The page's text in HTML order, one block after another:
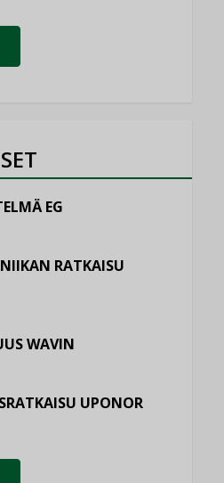
EG
RATKAISU
WAVIN
UPONOR